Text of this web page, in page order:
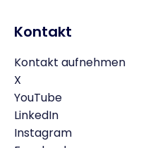
Kontakt
Kontakt aufnehmen
X
YouTube
LinkedIn
Instagram